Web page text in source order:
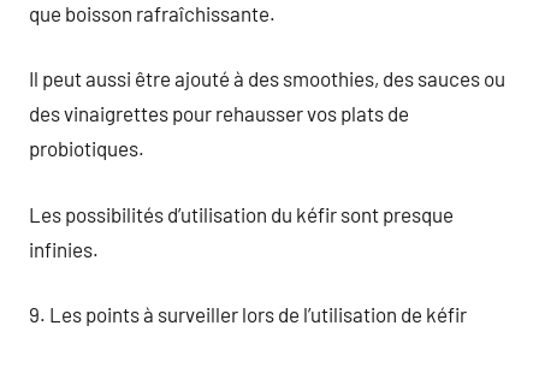
que boisson rafraîchissante.
Il peut aussi être ajouté à des smoothies, des sauces ou
des vinaigrettes pour rehausser vos plats de
probiotiques.
Les possibilités d’utilisation du kéfir sont presque
infinies.
9. Les points à surveiller lors de l’utilisation de kéfir